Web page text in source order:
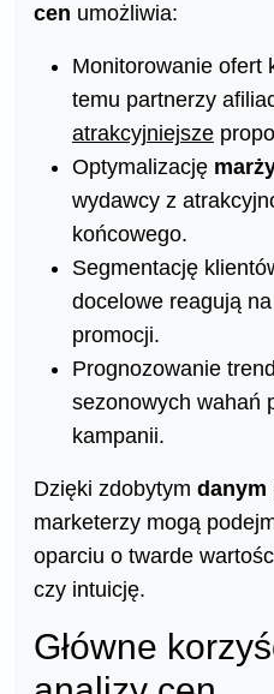
cen umożliwia:
Monitorowanie ofert
temu partnerzy
atrakcyjniejsze
Optymalizację
wydawcy z
końcowego.
Segmentację
docelowe reagują
promocji.
Prognozowanie
sezonowych wahań
kampanii.
Dzięki zdobytym danym
marketerzy mogą
oparciu o twarde
czy intuicję.
Główne